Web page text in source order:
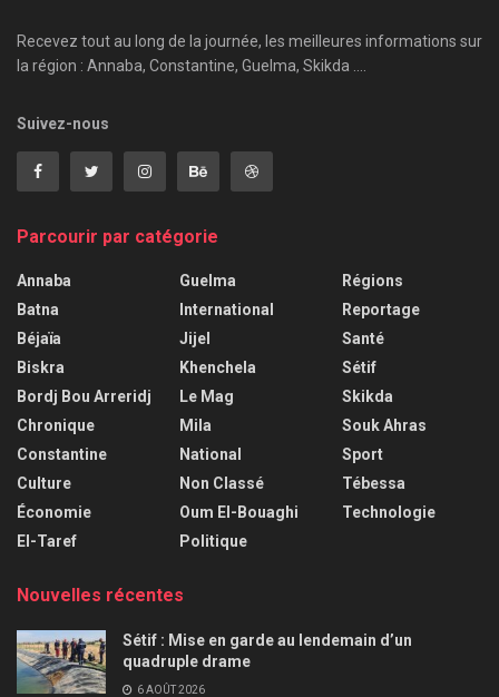
Recevez tout au long de la journée, les meilleures informations sur
la région : Annaba, Constantine, Guelma, Skikda ....
Suivez-nous
Parcourir par catégorie
Annaba
Batna
Béjaïa
Biskra
Bordj Bou Arreridj
Chronique
Constantine
Culture
Économie
El-Taref
Guelma
International
Jijel
Khenchela
Le Mag
Mila
National
Non Classé
Oum El-Bouaghi
Politique
Régions
Reportage
Santé
Sétif
Skikda
Souk Ahras
Sport
Tébessa
Technologie
Nouvelles récentes
Sétif : Mise en garde au lendemain d’un
quadruple drame
6 AOÛT 2026